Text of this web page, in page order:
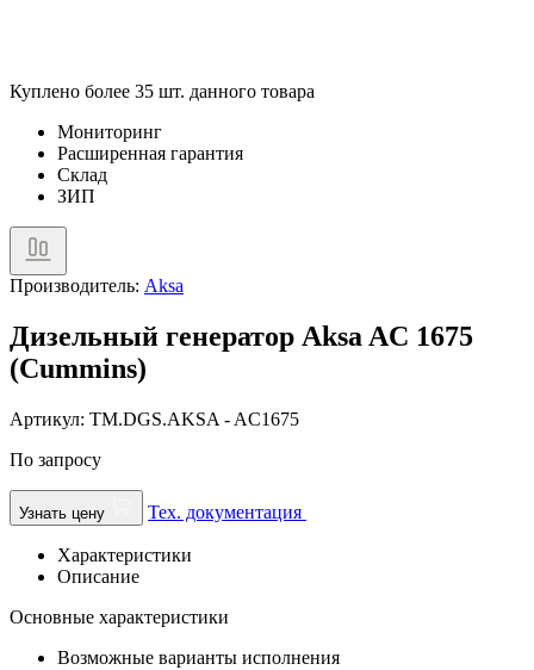
Куплено более 35 шт. данного товара
Мониторинг
Расширенная гарантия
Склад
ЗИП
Производитель: Aksa
Дизельный генератор Aksa AC 1675
(Cummins)
Артикул: TM.DGS.AKSA - AC1675
По запросу
Узнать цену Тех. документация
Характеристики
Описание
Основные характеристики
Возможные варианты исполнения